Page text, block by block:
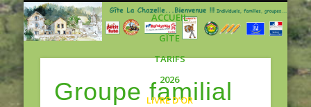
ACCUEIL
GÎTE
TARIFS
2026
LIVRE D’OR
Groupe familial